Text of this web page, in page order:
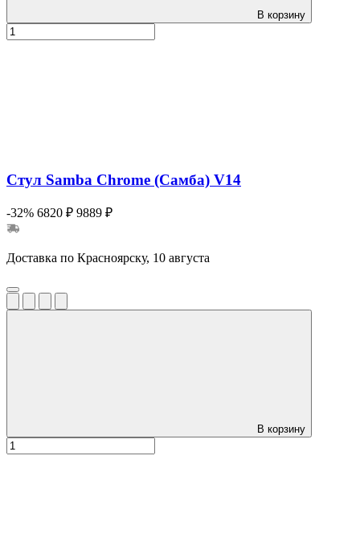
В корзину
Стул Samba Chrome (Самба) V14
-32% 6820 ₽ 9889 ₽
Доставка по Красноярску, 10 августа
В корзину